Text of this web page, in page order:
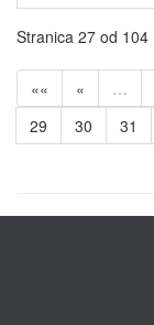
Stranica 27 od 104
«« « …
29
30 31